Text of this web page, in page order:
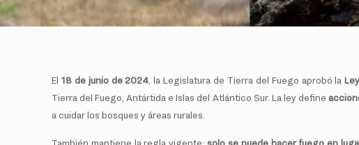
El 18 de junio de 2024, la Legislatura de Tierra del Fuego aprobó la
Tierra del Fuego, Antártida e Islas del Atlántico Sur. La ley define
a cuidar los bosques y áreas rurales.